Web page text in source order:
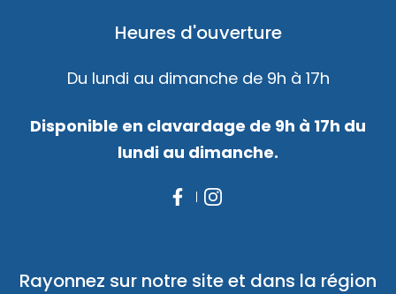
Heures d'ouverture
Du lundi au dimanche de 9h à 17h
Disponible en clavardage de 9h à 17h du
lundi au dimanche.
Rayonnez sur notre site et dans la région